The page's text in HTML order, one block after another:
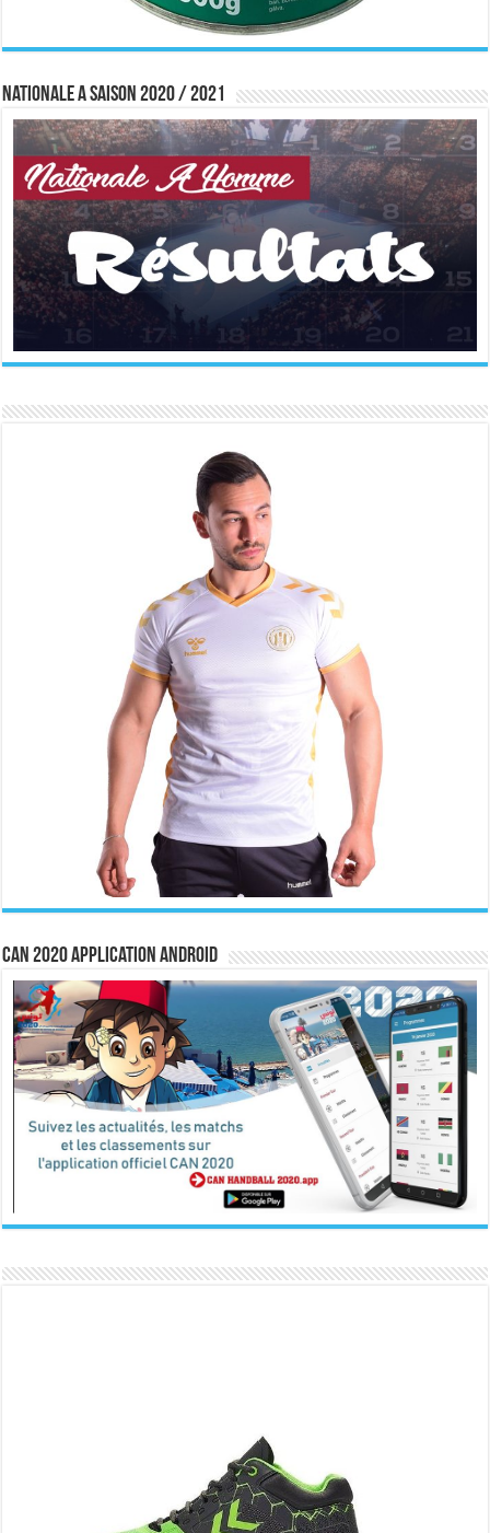
Nationale A saison 2020 / 2021
CAN 2020 Application Android